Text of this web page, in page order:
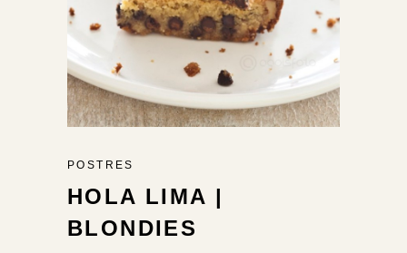
POSTRES
HOLA LIMA |
BLONDIES